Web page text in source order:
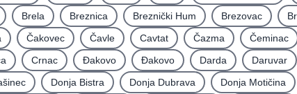
Brela Breznica Breznički Hum Brezovac
Čakovec Čavle Cavtat Čazma Čeminac
Crnac Đakovo Ðakovo Darda Daruvar
Donja Bistra Donja Dubrava Donja Motičina